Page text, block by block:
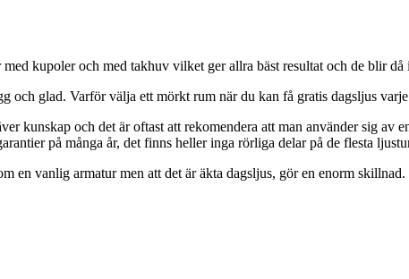
kupoler och med takhuv vilket ger allra bäst resultat och de blir
och glad. Varför välja ett mörkt rum när du kan få gratis dagsljus
kunskap och det är oftast att rekomendera att man använder sig
på många år, det finns heller inga rörliga delar på de flesta
en vanlig armatur men att det är äkta dagsljus, gör en enorm skillnad.